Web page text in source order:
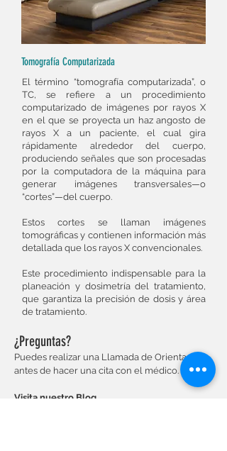
Tomografía Computarizada
El término “tomografía computarizada”, o
TC, se refiere a un procedimiento
computarizado de imágenes por rayos X
en el que se proyecta un haz angosto de
rayos X a un paciente, el cual gira
rápidamente alrededor del cuerpo,
produciendo señales que son procesadas
por la computadora de la máquina para
generar imágenes transversales—o
“cortes”—del cuerpo.
Estos cortes se llaman imágenes
tomográficas y contienen información más
detallada que los rayos X convencionales.
Este procedimiento indispensable para la
planeación y dosimetría del tratamiento,
que garantiza la precisión de dosis y área
de tratamiento.
¿Preguntas?
Puedes realizar una Llamada de Orientación,
antes de hacer una cita con el médico.
Visita nuestro Blog